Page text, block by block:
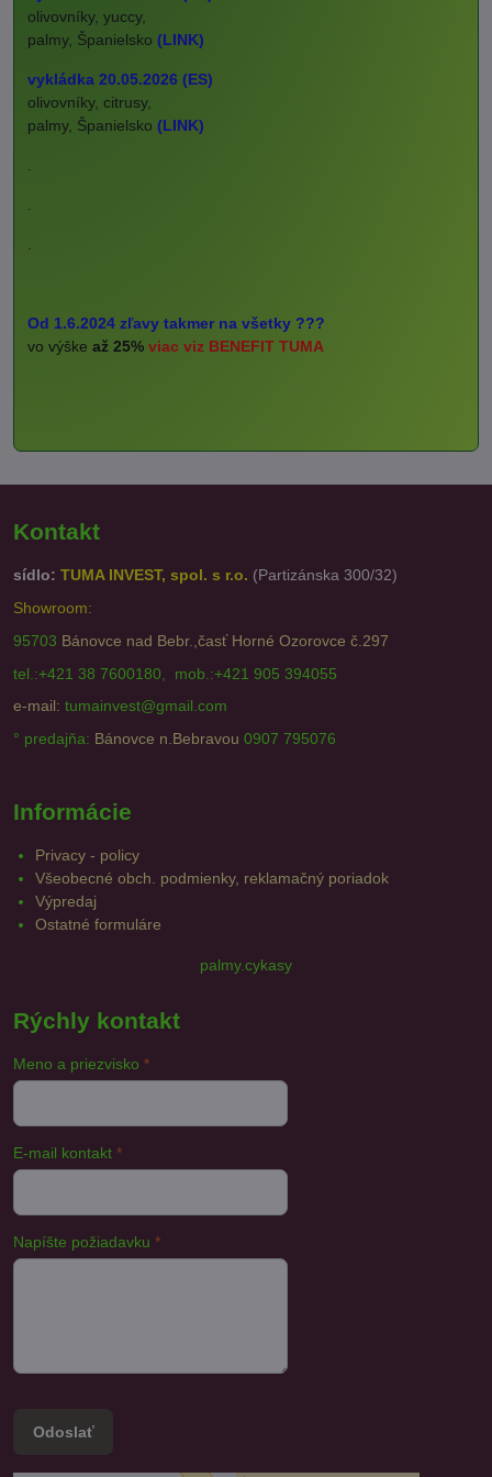
olivovníky, yuccy,
palmy, Španielsko (LINK)
vykládka 20.05.2026 (ES)
olivovníky, citrusy,
palmy, Španielsko (LINK)
.
.
.
Od 1.6.2024 zľavy takmer na všetky ???
vo výške až 25% viac viz BENEFIT TUMA
Kontakt
sídlo: TUMA INVEST, spol. s r.o. (Partizánska 300/32)
Showroom:
95703 Bánovce nad Bebr.,časť Horné Ozorovce č.297
tel.:+421 38 7600180, mob.:+421 905 394055
e-mail: tumainvest@gmail.com
° predajňa: Bánovce n.Bebravou 0907 795076
Informácie
Privacy - policy
Všeobecné obch. podmienky, reklamačný poriadok
Výpredaj
Ostatné formuláre
palmy.cykasy
Rýchly kontakt
Meno a priezvisko *
E-mail kontakt *
Napíšte požiadavku *
Odoslať